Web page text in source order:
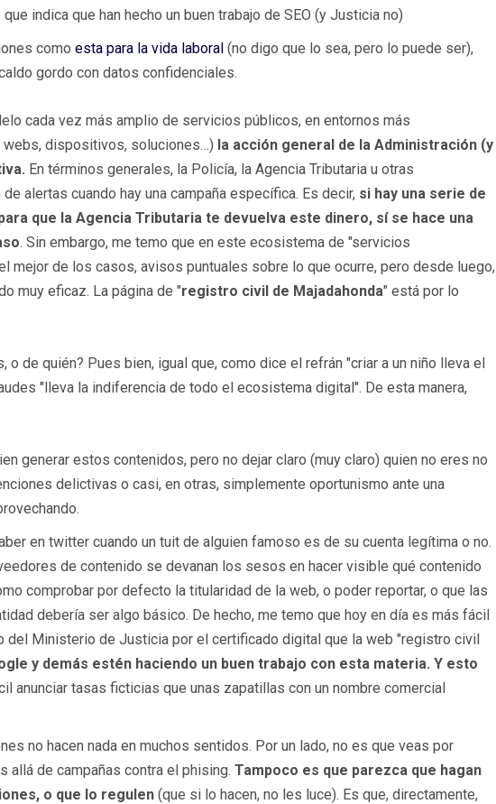
indica que han hecho un buen trabajo de SEO (y Justicia no)
como esta para la vida laboral (no digo que lo sea, pero lo puede ser),
gordo con datos confidenciales.
cada vez más amplio de servicios públicos, en entornos más
dispositivos, soluciones…) la acción general de la Administración (y
En términos generales, la Policía, la Agencia Tributaria u otras
alertas cuando hay una campaña específica. Es decir, si hay una serie de
que la Agencia Tributaria te devuelva este dinero, sí se hace una
. Sin embargo, me temo que en este ecosistema de "servicios
mejor de los casos, avisos puntuales sobre lo que ocurre, pero desde luego,
muy eficaz. La página de "registro civil de Majadahonda" está por lo
de quién? Pues bien, igual que, como dice el refrán "criar a un niño lleva el
"lleva la indiferencia de todo el ecosistema digital". De esta manera,
generar estos contenidos, pero no dejar claro (muy claro) quien no eres no
delictivas o casi, en otras, simplemente oportunismo ante una
en twitter cuando un tuit de alguien famoso es de su cuenta legítima o no.
de contenido se devanan los sesos en hacer visible qué contenido
comprobar por defecto la titularidad de la web, o poder reportar, o que las
debería ser algo básico. De hecho, me temo que hoy en día es más fácil
del Ministerio de Justicia por el certificado digital que la web "registro civil
y demás estén haciendo un buen trabajo con esta materia. Y esto
anunciar tasas ficticias que unas zapatillas con un nombre comercial
no hacen nada en muchos sentidos. Por un lado, no es que veas por
allá de campañas contra el phising. Tampoco es que parezca que hagan
o que lo regulen (que si lo hacen, no les luce). Es que, directamente,